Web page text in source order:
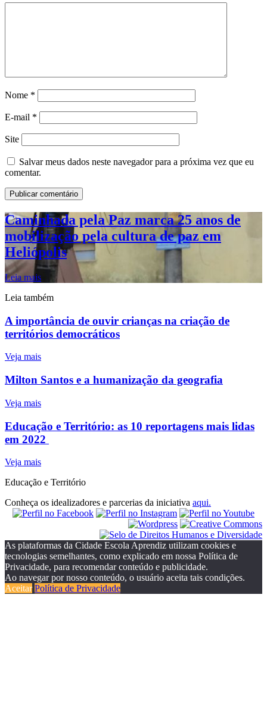
Nome *
E-mail *
Site
Salvar meus dados neste navegador para a próxima vez que eu
comentar.
Caminhada pela Paz marca 25 anos de
mobilização pela cultura de paz em
Heliópolis
Leia mais
Leia também
A importância de ouvir crianças na criação de
territórios democráticos
Veja mais
Milton Santos e a humanização da geografia
Veja mais
Educação e Território: as 10 reportagens mais lidas
em 2022
Veja mais
Educação e Território
Conheça os idealizadores e parcerias da iniciativa aqui.
As plataformas da Cidade Escola Aprendiz utilizam cookies e
tecnologias semelhantes, como explicado em nossa Política de
Privacidade, para recomendar conteúdo e publicidade.
Ao navegar por nosso conteúdo, o usuário aceita tais condições.
Aceitar Política de Privacidade